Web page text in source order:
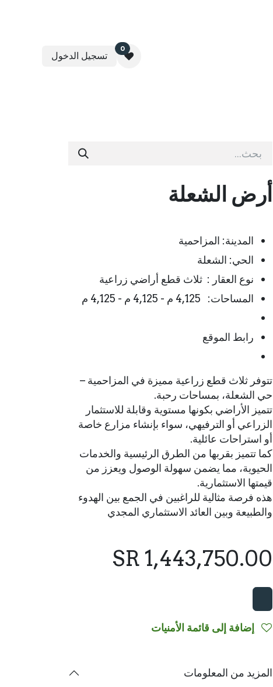
0
تسجيل الدخول
أرض الشعلة
المدينة: المزاحمية
الحي: الشعلة
نوع العقار : ثلاث قطع أراضي زراعية
المساحات: 4,125 م - 4,125 م - 4,125 م
رابط الموقع
تتوفر ثلاث قطع زراعية مميزة في المزاحمية –
حي الشعلة، بمساحات رحبة.
تتميز الأراضي بكونها مستوية وقابلة للاستثمار
الزراعي أو الترفيهي، سواء بإنشاء مزارع خاصة
أو استراحات عائلية.
كما تتميز بقربها من الطرق الرئيسية والخدمات
الحيوية، مما يضمن سهولة الوصول ويعزز من
قيمتها الاستثمارية.
هذه فرصة مثالية للراغبين في الجمع بين الهدوء
والطبيعة وبين العائد الاستثماري المجدي
1,443,750.00
المزيد من المعلومات